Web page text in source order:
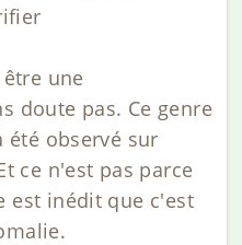
une
doute pas. Ce genre
été observé sur
ce n'est pas parce
est inédit que c'est